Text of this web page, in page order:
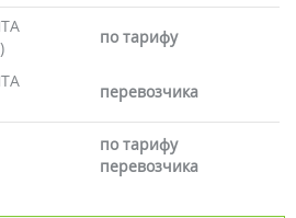
по тарифу
перевозчика
по тарифу
перевозчика